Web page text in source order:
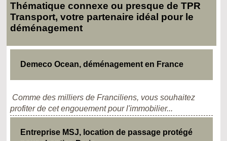
Thématique connexe ou presque de TPR
Transport, votre partenaire idéal pour le
déménagement
Demeco Ocean, déménagement en France
Comme des milliers de Franciliens, vous souhaitez
profiter de cet engouement pour l'immobilier...
Entreprise MSJ, location de passage protégé